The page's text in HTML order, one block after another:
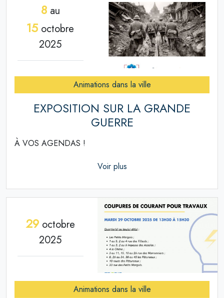
8au
15 octobre
2025
Animations dans la ville
EXPOSITION SUR LA GRANDE
GUERRE
À VOS AGENDAS !
Voir plus
29octobre
2025
Animations dans la ville